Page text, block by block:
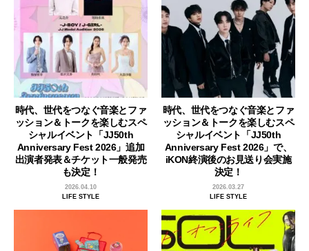
時代、世代をつなぐ音楽とファ
ッション＆トークを楽しむスペ
シャルイベント「JJ50th
Anniversary Fest 2026」追加
出演者発表＆チケット一般発売
も決定！
2026.04.10
LIFE STYLE
時代、世代をつなぐ音楽とファ
ッション＆トークを楽しむスペ
シャルイベント「JJ50th
Anniversary Fest 2026」で、
iKON終演後のお見送り会実施
決定！
2026.03.27
LIFE STYLE